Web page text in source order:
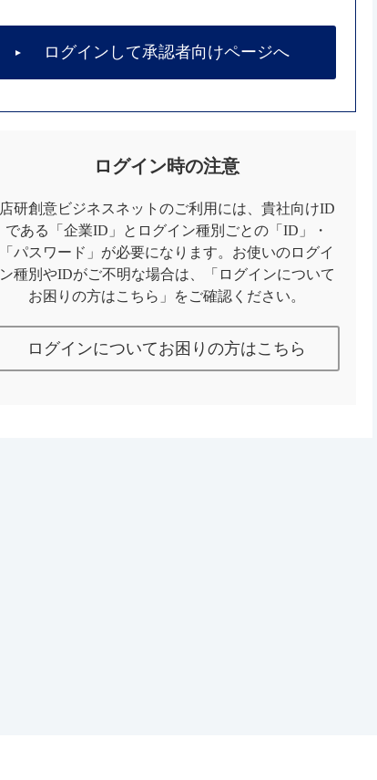
ログインして承認者向けページへ
ログイン時の注意
店研創意ビジネスネットのご利用には、貴社向けID
である「企業ID」とログイン種別ごとの「ID」・
「パスワード」が必要になります。お使いのログイ
ン種別やIDがご不明な場合は、「ログインについて
お困りの方はこちら」をご確認ください。
ログインについてお困りの方はこちら